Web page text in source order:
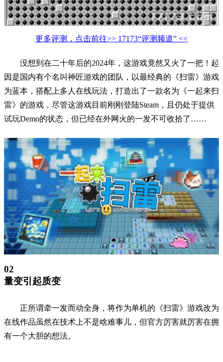
更多评测，点击前往>> 17173“评测频道” <<
没想到在二十年后的2024年，这游戏竟然又火了一把！起
因是国内有个名叫神匠游戏的团队，以最经典的《扫雷》游戏
为蓝本，搭配上多人在线玩法，打造出了一款名为《一起来扫
雷》的游戏，尽管这游戏目前刚刚登陆Steam，且仍处于提供
试玩Demo的状态，但已经在外网火的一发不可收拾了……
02
量变引起质变
正所谓牵一发而动全身，将作为单机的《扫雷》游戏改为
在线作品虽然在技术上不是啥难事儿，但官方厉害就厉害在拥
有一个大胆的想法。